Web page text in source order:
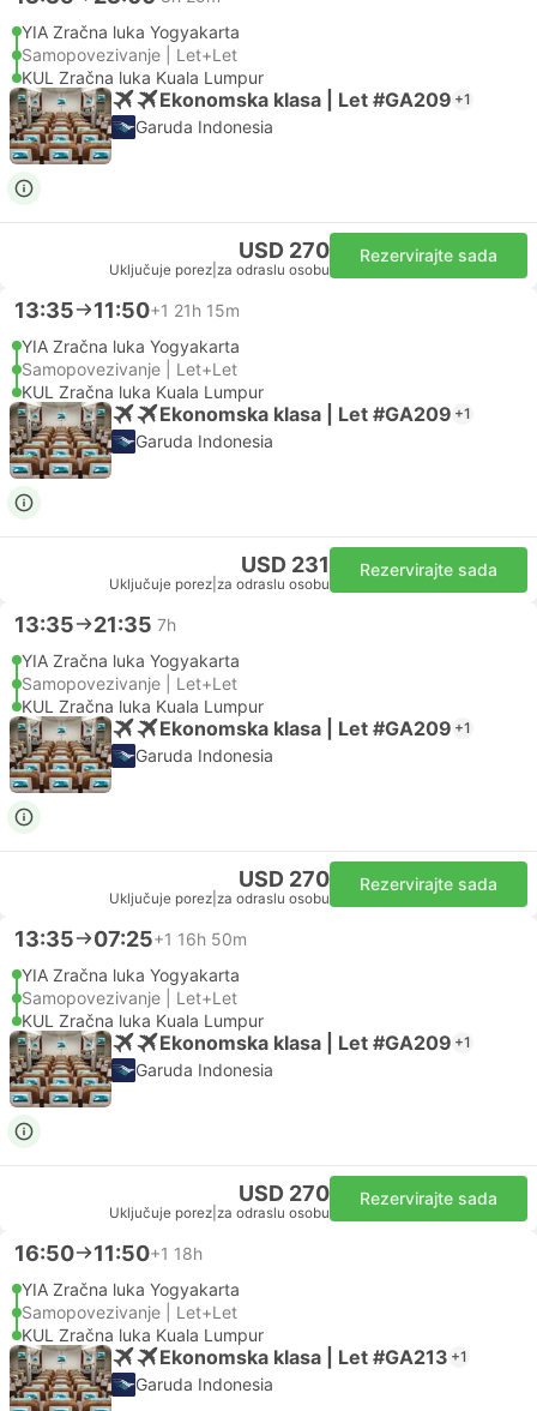
YIA Zračna luka Yogyakarta
Samopovezivanje | Let+Let
KUL Zračna luka Kuala Lumpur
Ekonomska klasa | Let #GA209 +1
Garuda Indonesia
USD 270
Uključuje porez za odraslu osobu
Rezervirajte sada
13:35 11:50+1 21h 15m
YIA Zračna luka Yogyakarta
Samopovezivanje | Let+Let
KUL Zračna luka Kuala Lumpur
Ekonomska klasa | Let #GA209 +1
Garuda Indonesia
USD 231
Uključuje porez za odraslu osobu
Rezervirajte sada
13:35 21:35 7h
YIA Zračna luka Yogyakarta
Samopovezivanje | Let+Let
KUL Zračna luka Kuala Lumpur
Ekonomska klasa | Let #GA209 +1
Garuda Indonesia
USD 270
Uključuje porez za odraslu osobu
Rezervirajte sada
13:35 07:25+1 16h 50m
YIA Zračna luka Yogyakarta
Samopovezivanje | Let+Let
KUL Zračna luka Kuala Lumpur
Ekonomska klasa | Let #GA209 +1
Garuda Indonesia
USD 270
Uključuje porez za odraslu osobu
Rezervirajte sada
16:50 11:50+1 18h
YIA Zračna luka Yogyakarta
Samopovezivanje | Let+Let
KUL Zračna luka Kuala Lumpur
Ekonomska klasa | Let #GA213 +1
Garuda Indonesia